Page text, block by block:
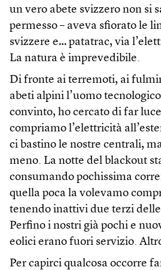
un vero abete svizzero non si
permesso – aveva sfiorato le
svizzere e… patatrac, via
La natura è imprevedibile.
Di fronte ai terremoti, ai
abeti alpini l’uomo
convinto, ho cercato di far
compriamo l’elettricità
ci bastino le nostre centrali,
meno. La notte del blackout
consumando pochissima
quella poca la volevamo
tenendo inattivi due terzi
Perfino i nostri già pochi e
eolici erano fuori servizio.
Per capirci qualcosa occorre